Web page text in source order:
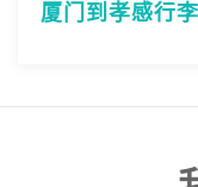
厦门到孝感行